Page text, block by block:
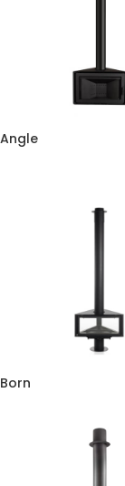
Angle
Born